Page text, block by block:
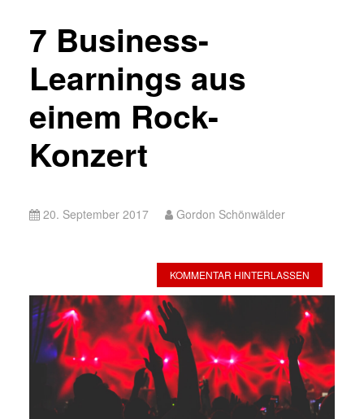
7 Business-
Learnings aus
einem Rock-
Konzert
20. September 2017 Gordon Schönwälder
KOMMENTAR HINTERLASSEN